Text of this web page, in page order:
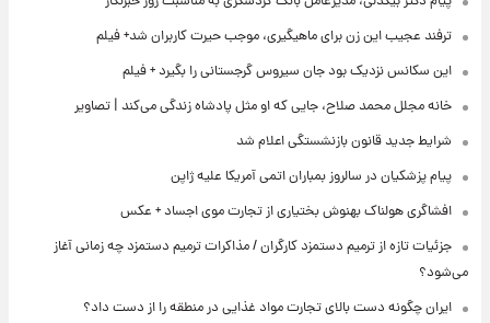
ترفند عجیب این زن برای ماهیگیری، موجب حیرت کاربران شد+ فیلم
این سکانس نزدیک بود جان سیروس گرجستانی را بگیرد + فیلم
خانه مجلل محمد صلاح، جایی که او مثل پادشاه زندگی می‌کند | تصاویر
شرایط جدید قانون بازنشستگی اعلام شد
پیام پزشکیان در سالروز بمباران اتمی آمریکا علیه ژاپن
افشاگری هولناک بهنوش بختیاری از تجارت موی اجساد + عکس
جزئیات تازه از ترمیم دستمزد کارگران / مذاکرات ترمیم دستمزد چه زمانی آغاز
می‌شود؟
ایران چگونه دست بالای تجارت مواد غذایی در منطقه را از دست داد؟